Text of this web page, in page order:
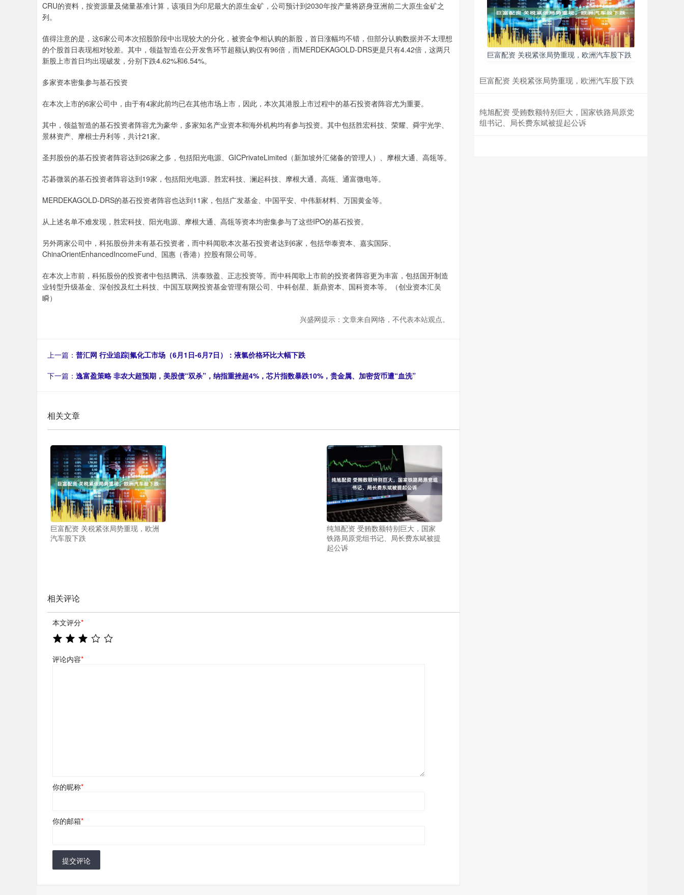
CRU的资料，按资源量及储量基准计算，该项目为印尼最大的原生金矿，公司预计到2030年按产量将跻身亚洲前二大原生金矿之
列。
值得注意的是，这6家公司本次招股阶段中出现较大的分化，被资金争相认购的新股，首日涨幅均不错，但部分认购数据并不太理想
的个股首日表现相对较差。其中，领益智造在公开发售环节超额认购仅有96倍，而MERDEKAGOLD-DRS更是只有4.42倍，这两只
新股上市首日均出现破发，分别下跌4.62%和6.54%。
多家资本密集参与基石投资
在本次上市的6家公司中，由于有4家此前均已在其他市场上市，因此，本次其港股上市过程中的基石投资者阵容尤为重要。
其中，领益智造的基石投资者阵容尤为豪华，多家知名产业资本和海外机构均有参与投资。其中包括胜宏科技、荣耀、舜宇光学、
景林资产、摩根士丹利等，共计21家。
圣邦股份的基石投资者阵容达到26家之多，包括阳光电源、GICPrivateLimited（新加坡外汇储备的管理人）、摩根大通、高瓴等。
芯碁微装的基石投资者阵容达到19家，包括阳光电源、胜宏科技、澜起科技、摩根大通、高瓴、通富微电等。
MERDEKAGOLD-DRS的基石投资者阵容也达到11家，包括广发基金、中国平安、中伟新材料、万国黄金等。
从上述名单不难发现，胜宏科技、阳光电源、摩根大通、高瓴等资本均密集参与了这些IPO的基石投资。
另外两家公司中，科拓股份并未有基石投资者，而中科闻歌本次基石投资者达到6家，包括华泰资本、嘉实国际、
ChinaOrientEnhancedIncomeFund、国惠（香港）控股有限公司等。
在本次上市前，科拓股份的投资者中包括腾讯、洪泰致盈、正志投资等。而中科闻歌上市前的投资者阵容更为丰富，包括国开制造
业转型升级基金、深创投及红土科技、中国互联网投资基金管理有限公司、中科创星、新鼎资本、国科资本等。（创业资本汇吴
瞬）
兴盛网提示：文章来自网络，不代表本站观点。
上一篇： 普汇网 行业追踪|氟化工市场（6月1日-6月7日）：液氯价格环比大幅下跌
下一篇： 逸富盈策略 非农大超预期，美股债“双杀”，纳指重挫超4%，芯片指数暴跌10%，贵金属、加密货币遭“血洗”
相关文章
巨富配资 关税紧张局势重现，欧洲
汽车股下跌
纯旭配资 受贿数额特别巨大，国家
铁路局原党组书记、局长费东斌被提
起公诉
相关评论
本文评分*
评论内容*
你的昵称*
你的邮箱*
提交评论
巨富配资 关税紧张局势重现，欧洲汽车股下跌
巨富配资 关税紧张局势重现，欧洲汽车股下跌
纯旭配资 受贿数额特别巨大，国家铁路局原党
组书记、局长费东斌被提起公诉